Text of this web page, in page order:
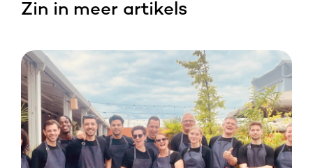
Zin in meer artikels